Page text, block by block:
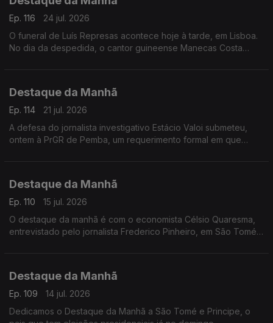
Ep. 116
24 jul. 2026
O funeral de Luís Represas acontece hoje à tarde, em Lisboa.
No dia da despedida, o cantor guineense Manecas Costa
Destaque da Manhã
Ep. 114
21 jul. 2026
A defesa do jornalista investigativo Estácio Valoi submeteu,
ontem à PrGR de Pemba, um requerimento formal em que
Destaque da Manhã
Ep. 110
15 jul. 2026
O destaque da manhã é com o economista Célsio Quaresma,
entrevistado pelo jornalista Frederico Pinheiro, em São Tomé
Destaque da Manhã
Ep. 109
14 jul. 2026
Dedicamos o Destaque da Manhã a São Tomé e Principe, o